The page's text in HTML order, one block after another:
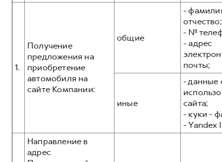
Автомобильные аксессуары
Коллекция CITY
Коллекция Базовая
Коллекция Детская
Коллекция Детская
1.
Получение
предложения на
приобретение
автомобиля на
сайте Компании:
общие
-
отчество;
- №
- адрес
почты;
иные
- данные
сайта;
- куки -
- Yandex
Направление в
адрес